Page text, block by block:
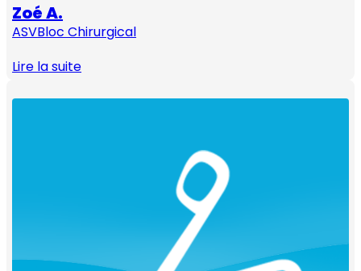
Zoé A.
ASVBloc Chirurgical
Lire la suite